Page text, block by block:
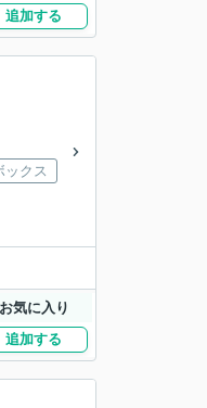
追加する
ックス
お気に入り
追加する